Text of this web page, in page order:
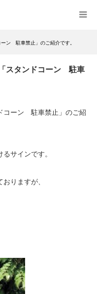
ン 駐車禁止」のご紹介です。
スタンドコーン 駐車
コーン 駐車禁止」のご紹
サインです。
りますが、